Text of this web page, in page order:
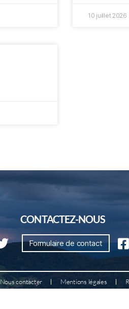
10 juillet 2026
CONTACTEZ-NOUS
Formulaire de contact
Nous contacter Mentions légales